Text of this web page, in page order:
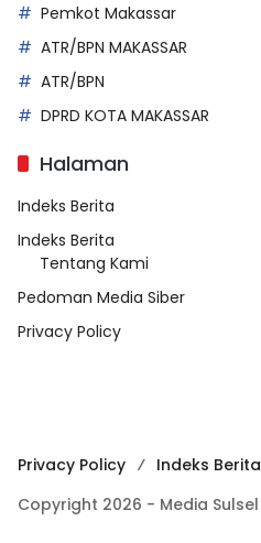
Pemkot Makassar
ATR/BPN MAKASSAR
ATR/BPN
DPRD KOTA MAKASSAR
Halaman
Indeks Berita
Indeks Berita
Tentang Kami
Pedoman Media Siber
Privacy Policy
Privacy Policy Indeks Berita
Copyright 2026 - Media Sulsel